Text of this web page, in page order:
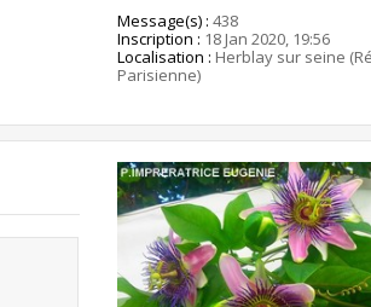
Message(s) : 438
Inscription : 18 Jan 2020, 19:56
Localisation : Herblay sur seine
Parisienne)